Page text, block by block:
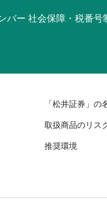
バー 社会保障・税番号
「松井証券」
取扱商品のリス
推奨環境